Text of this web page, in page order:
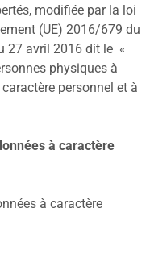
modifiée par la loi
(UE) 2016/679 du
27 avril 2016 dit le «
physiques à
personnel et à
à caractère
à caractère